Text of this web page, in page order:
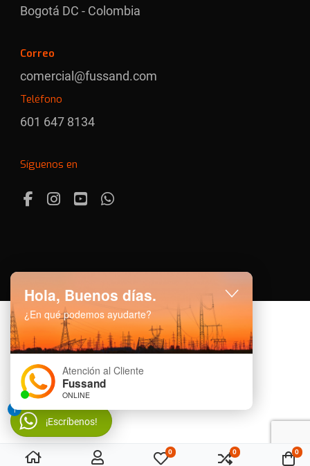
Mi lista de deseos
0 Comparar
0 0
Bogotá DC - Colombia
Correo
comercial@fussand.com
Teléfono
601 647 8134
Síguenos en
Facebook
Instagram
YoutubeWhatsapp
¡Escríbenos!
1
Hola, Buenos días.
¿En qué podemos ayudarte?
Atención al Cliente
Fussand
ONLINE